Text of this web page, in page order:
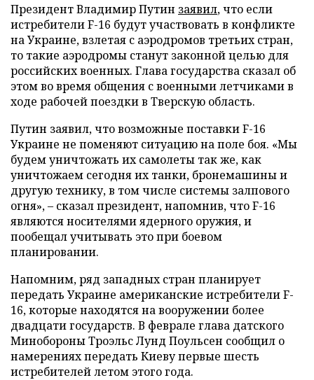
Президент Владимир Путин заявил, что если
истребители F-16 будут участвовать в конфликте
на Украине, взлетая с аэродромов третьих стран,
то такие аэродромы станут законной целью для
российских военных. Глава государства сказал об
этом во время общения с военными летчиками в
ходе рабочей поездки в Тверскую область.
Путин заявил, что возможные поставки F-16
Украине не поменяют ситуацию на поле боя. «Мы
будем уничтожать их самолеты так же, как
уничтожаем сегодня их танки, бронемашины и
другую технику, в том числе системы залпового
огня», – сказал президент, напомнив, что F-16
являются носителями ядерного оружия, и
пообещал учитывать это при боевом
планировании.
Напомним, ряд западных стран планирует
передать Украине американские истребители F-
16, которые находятся на вооружении более
двадцати государств. В феврале глава датского
Минобороны Троэльс Лунд Поульсен сообщил о
намерениях передать Киеву первые шесть
истребителей летом этого года.